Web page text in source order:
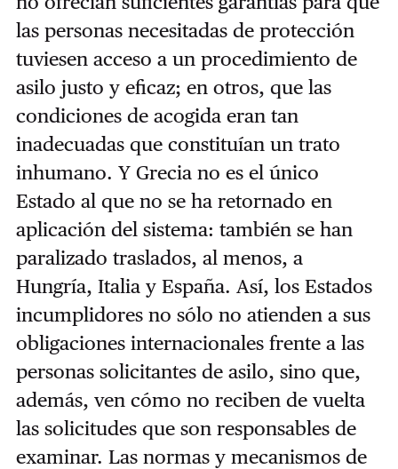
las personas necesitadas de protección
tuviesen acceso a un procedimiento de
asilo justo y eficaz; en otros, que las
condiciones de acogida eran tan
inadecuadas que constituían un trato
inhumano. Y Grecia no es el único
Estado al que no se ha retornado en
aplicación del sistema: también se han
paralizado traslados, al menos, a
Hungría, Italia y España. Así, los Estados
incumplidores no sólo no atienden a sus
obligaciones internacionales frente a las
personas solicitantes de asilo, sino que,
además, ven cómo no reciben de vuelta
las solicitudes que son responsables de
examinar. Las normas y mecanismos de